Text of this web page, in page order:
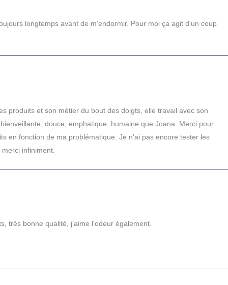
longtemps avant de m’endormir. Pour moi ça agit d’un coup
produits et son métier du bout des doigts, elle travail avec son
douce, emphatique, humaine que Joana. Merci pour
en fonction de ma problématique. Je n’ai pas encore tester les
infiniment.
très bonne qualité, j’aime l’odeur également.